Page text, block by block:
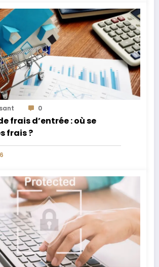
0
frais d’entrée : où se
frais ?